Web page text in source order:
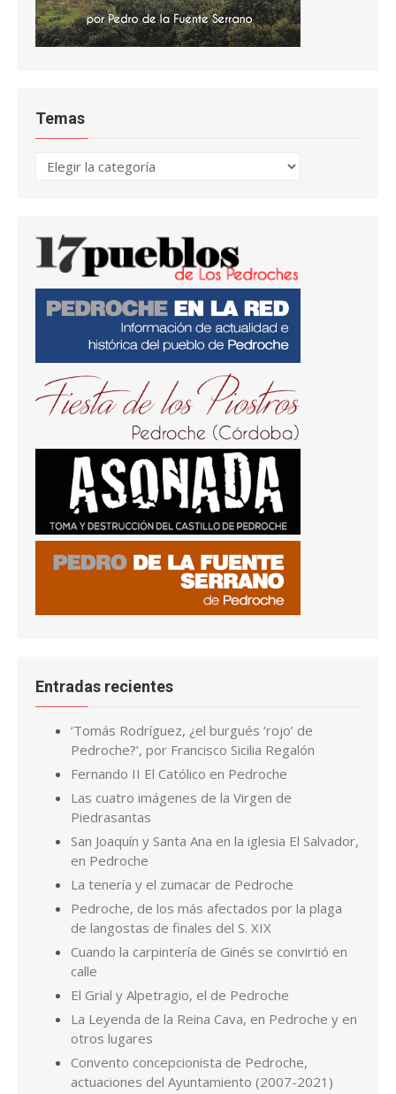
Temas
Temas
Entradas recientes
‘Tomás Rodríguez, ¿el burgués ‘rojo’ de
Pedroche?’, por Francisco Sicilia Regalón
Fernando II El Católico en Pedroche
Las cuatro imágenes de la Virgen de
Piedrasantas
San Joaquín y Santa Ana en la iglesia El Salvador,
en Pedroche
La tenería y el zumacar de Pedroche
Pedroche, de los más afectados por la plaga
de langostas de finales del S. XIX
Cuando la carpintería de Ginés se convirtió en
calle
El Grial y Alpetragio, el de Pedroche
La Leyenda de la Reina Cava, en Pedroche y en
otros lugares
Convento concepcionista de Pedroche,
actuaciones del Ayuntamiento (2007-2021)